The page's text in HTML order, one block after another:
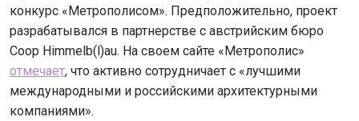
конкурс «Метрополисом». Предположительно, проект
разрабатывался в партнерстве с австрийским бюро
Coop Himmelb(l)au. На своем сайте «Метрополис»
отмечает, что активно сотрудничает с «лучшими
международными и российскими архитектурными
компаниями».